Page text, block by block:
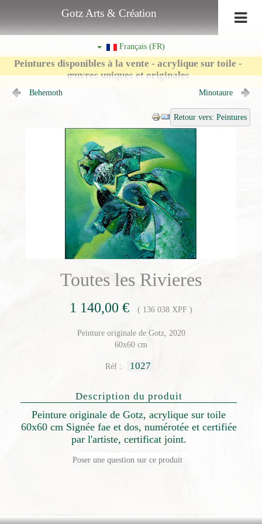
Gotz Arts & Création
Français (FR)
Peintures disponibles à la vente - acrylique sur toile -
œuvres uniques et originales
Behemoth Minotaure
Retour vers: Peintures
Toutes les Rivieres
1 140,00 € ( 136 038 XPF )
Peinture originale de Gotz, 2020
60x60 cm
Réf : 1027
Description du produit
Peinture originale de Gotz, acrylique sur toile
60x60 cm Signée fae et dos, numérotée et certifiée
par l'artiste, certificat joint.
Poser une question sur ce produit